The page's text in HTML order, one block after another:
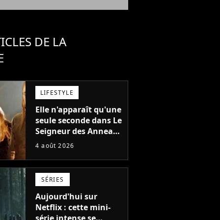
DE LA
LIFESTYLE
Elle n'apparaît qu'une
seule seconde dans Le
Seigneur des Anneaux
: avez-vous reconnu
cinéma dans la saga ?
4 août 2026
SÉRIES
Aujourd'hui sur
Netflix : cette mini-